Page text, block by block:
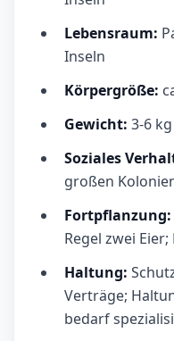
Lebensraum:
Inseln
Körpergröße:
Gewicht: 3-6 kg
Soziales
großen
Fortpflanzung:
Regel zwei
Haltung:
Verträge;
bedarf